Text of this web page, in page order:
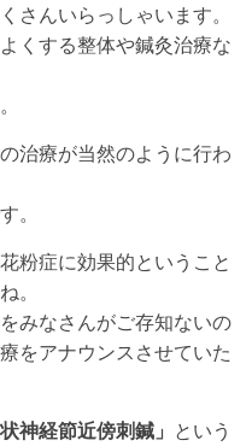
さんいらっしゃいます。
くする整体や鍼灸治療な
治療が当然のように行わ
。
粉症に効果的ということ
。
みなさんがご存知ないの
をアナウンスさせていた
状神経節近傍刺鍼」 という